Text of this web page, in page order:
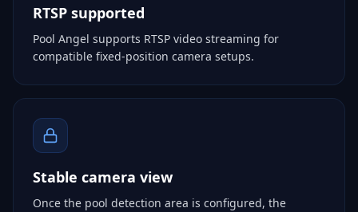
RTSP supported
Pool Angel supports RTSP video streaming for
compatible fixed-position camera setups.
Stable camera view
Once the pool detection area is configured, the